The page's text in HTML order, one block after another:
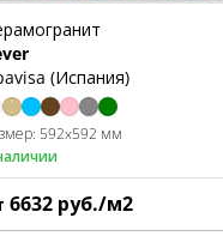
(Испания)
592x592 мм
6632 руб./м2